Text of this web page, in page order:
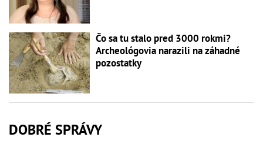
Čo sa tu stalo pred 3000 rokmi?
Archeológovia narazili na záhadné
pozostatky
DOBRÉ SPRÁVY